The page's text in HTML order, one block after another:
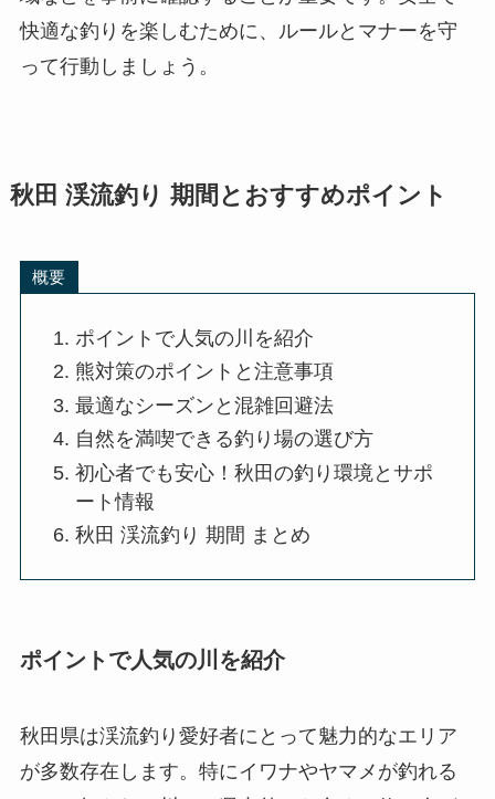
快適な釣りを楽しむために、ルールとマナーを守
って行動しましょう。
秋田 渓流釣り 期間とおすすめポイント
概要
ポイントで人気の川を紹介
熊対策のポイントと注意事項
最適なシーズンと混雑回避法
自然を満喫できる釣り場の選び方
初心者でも安心！秋田の釣り環境とサポ
ート情報
秋田 渓流釣り 期間 まとめ
ポイントで人気の川を紹介
秋田県は渓流釣り愛好者にとって魅力的なエリア
が多数存在します。特にイワナやヤマメが釣れる